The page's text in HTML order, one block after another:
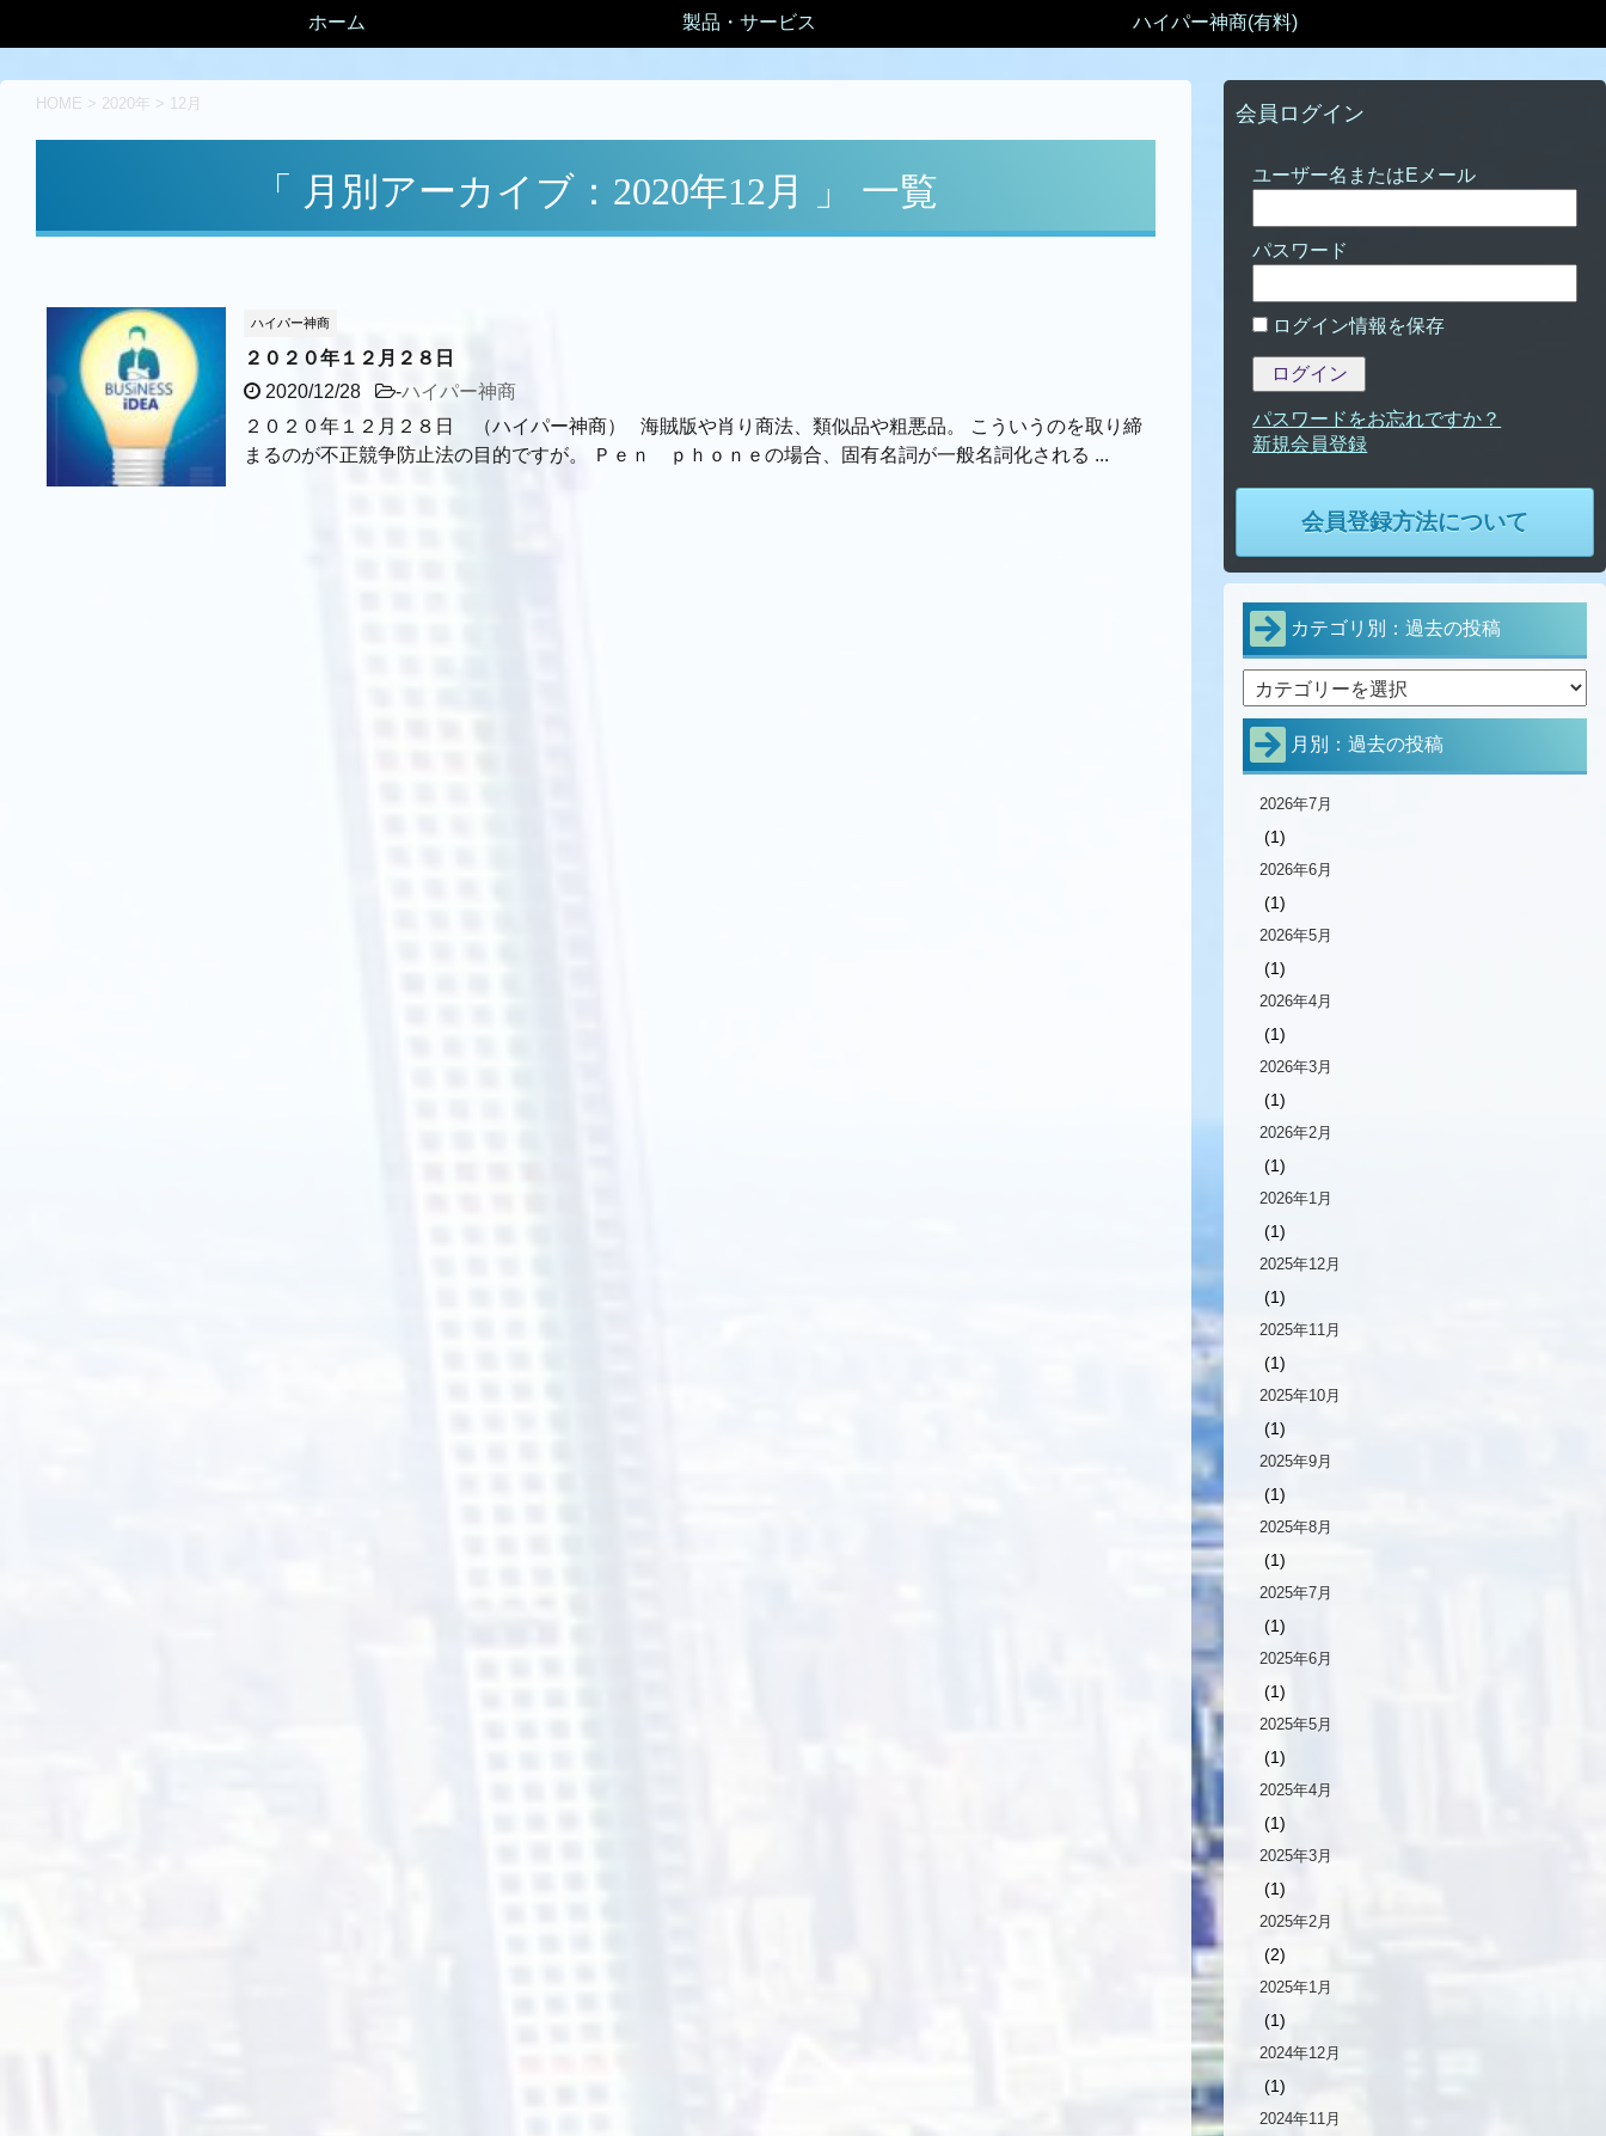
ホーム 製品・サービス ハイパー神商(有料)
HOME > 2020年 > 12月
「 月別アーカイブ：2020年12月 」 一覧
ハイパー神商
２０２０年１２月２８日
2020/12/28
-ハイパー神商
２０２０年１２月２８日 （ハイパー神商） 海賊版や肖り商法、類似品や粗悪品。 こういうのを取り締
まるのが不正競争防止法の目的ですが。 Ｐｅｎ ｐｈｏｎｅの場合、固有名詞が一般名詞化される ...
会員ログイン
パスワード
ログイン情報を保存
パスワードをお忘れですか？
会員登録方法について
カテゴリ別：過去の投稿
月別：過去の投稿
2026年7月
(1)
2026年6月
(1)
2026年5月
(1)
2026年4月
(1)
2026年3月
(1)
2026年2月
(1)
2026年1月
(1)
2025年12月
(1)
2025年11月
(1)
2025年10月
(1)
2025年9月
(1)
2025年8月
(1)
2025年7月
(1)
2025年6月
(1)
2025年5月
(1)
2025年4月
(1)
2025年3月
(1)
2025年2月
(2)
2025年1月
(1)
2024年12月
(1)
2024年11月